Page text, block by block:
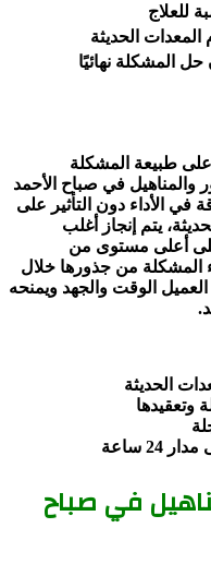
للعلاج
الحديثة
المشكلة نهائيًا
طبيعة المشكلة
والمناهيل في صباح الأحمد
في الأداء دون التأثير على
يتم إنجاز أغلب
أعلى مستوى من
المشكلة من جذورها خلال
الوقت والجهد ويمنحه
الحديثة
ساعة
في صباح